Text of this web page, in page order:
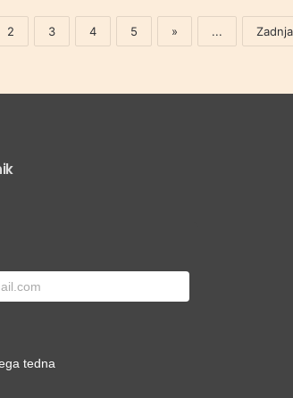
2 3 4 5 » ... Zadnja
tedna